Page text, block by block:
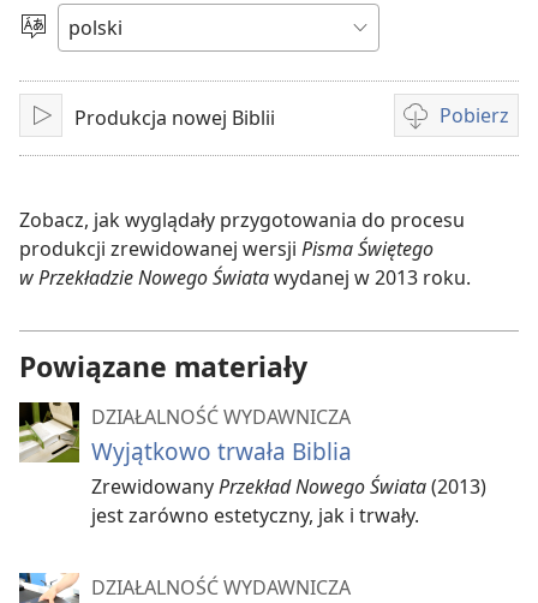
wideo
Wybierz
język
Odtwarzaj
Produkcja nowej Biblii Pobierz
Opcje
pobierania
Zobacz, jak wyglądały przygotowania do procesu
produkcji zrewidowanej wersji Pisma Świętego
w Przekładzie Nowego Światawydanej w 2013 roku.
Powiązane materiały
DZIAŁALNOŚĆ WYDAWNICZA
Wyjątkowo trwała Biblia
ZrewidowanyPrzekład Nowego Świata(2013)
jest zarówno estetyczny, jak i trwały.
DZIAŁALNOŚĆ WYDAWNICZA